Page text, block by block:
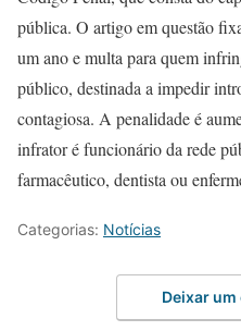
pública. O artigo em questão
um ano e multa para quem
público, destinada a impedir
contagiosa. A penalidade é
infrator é funcionário da rede
farmacêutico, dentista ou
Categorias: Notícias
Deixar